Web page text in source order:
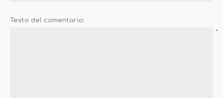
Texto del comentario:
*